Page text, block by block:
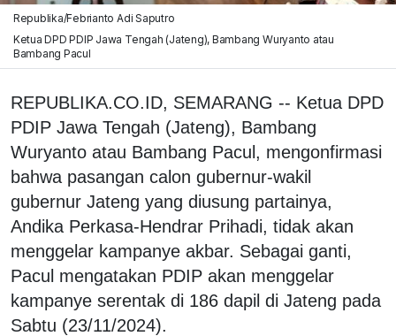
Republika/Febrianto Adi Saputro
Ketua DPD PDIP Jawa Tengah (Jateng), Bambang Wuryanto atau
Bambang Pacul
REPUBLIKA.CO.ID, SEMARANG -- Ketua DPD
PDIP Jawa Tengah (Jateng), Bambang
Wuryanto atau Bambang Pacul, mengonfirmasi
bahwa pasangan calon gubernur-wakil
gubernur Jateng yang diusung partainya,
Andika Perkasa-Hendrar Prihadi, tidak akan
menggelar kampanye akbar. Sebagai ganti,
Pacul mengatakan PDIP akan menggelar
kampanye serentak di 186 dapil di Jateng pada
Sabtu (23/11/2024).